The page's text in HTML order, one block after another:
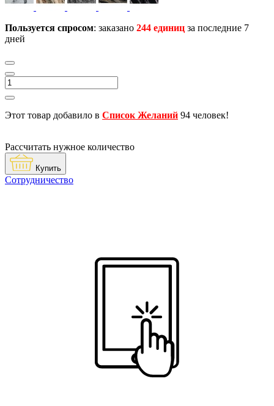
Пользуется спросом: заказано 244 единиц за последние 7
дней
Этот товар добавило в Список Желаний 94 человек!
Рассчитать нужное количество
Купить
Сотрудничество